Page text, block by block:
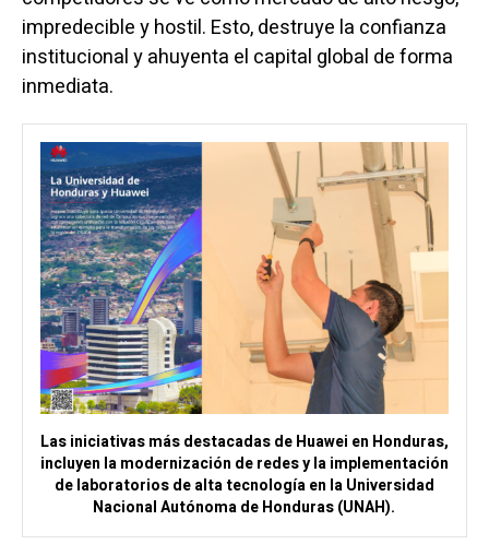
impredecible y hostil. Esto, destruye la confianza
institucional y ahuyenta el capital global de forma
inmediata.
Las iniciativas más destacadas de Huawei en Honduras,
incluyen la modernización de redes y la implementación
de laboratorios de alta tecnología en la Universidad
Nacional Autónoma de Honduras (UNAH).